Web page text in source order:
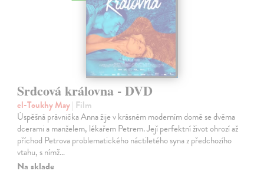
Srdcová královna - DVD
el-Toukhy May| Film
Úspěšná právnička Anna žije v krásném moderním domě se dvěma
dcerami a manželem, lékařem Petrem. Její perfektní život ohrozí až
příchod Petrova problematického náctiletého syna z předchozího
vtahu, s nímž…
Na sklade